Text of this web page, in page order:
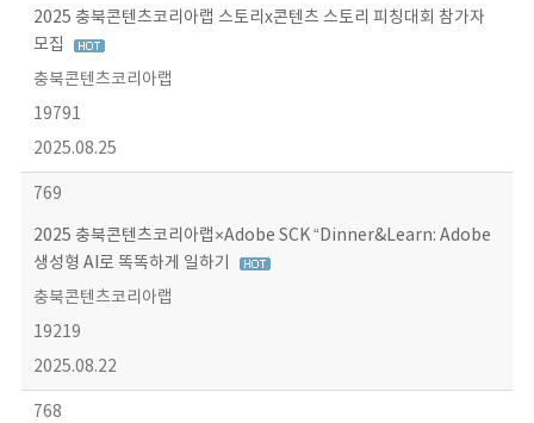
2025 충북콘텐츠코리아랩 스토리x콘텐츠 스토리 피칭대회 참가자
모집
충북콘텐츠코리아랩
19791
2025.08.25
769
2025 충북콘텐츠코리아랩×Adobe SCK “Dinner&Learn: Adobe
생성형 AI로 똑똑하게 일하기
충북콘텐츠코리아랩
19219
2025.08.22
768